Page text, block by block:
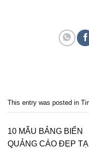
This entry was posted in
10 MẪU BẢNG BIỂN
QUẢNG CÁO ĐẸP